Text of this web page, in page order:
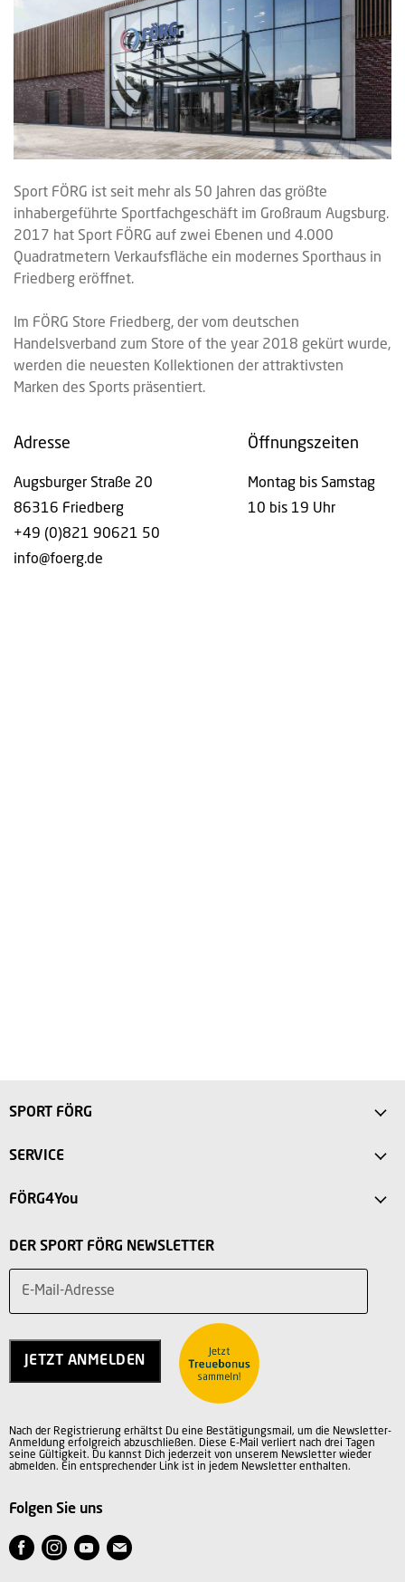
Sport FÖRG ist seit mehr als 50 Jahren das größte
inhabergeführte Sportfachgeschäft im Großraum Augsburg.
2017 hat Sport FÖRG auf zwei Ebenen und 4.000
Quadratmetern Verkaufsfläche ein modernes Sporthaus in
Friedberg eröffnet.
Im FÖRG Store Friedberg, der vom deutschen
Handelsverband zum Store of the year 2018 gekürt wurde,
werden die neuesten Kollektionen der attraktivsten
Marken des Sports präsentiert.
Adresse
Augsburger Straße 20
86316 Friedberg
+49 (0)821 90621 50
info@foerg.de
Öffnungszeiten
Montag bis Samstag
10 bis 19 Uhr
SPORT FÖRG
Intersport Förg Landsberg
Sport Outlet Augsburg
Über uns
Jobs
AGB
Impressum
SERVICE
FAQ
Rücksendung
Service
Kontakt
Vertrag widerrufen
FÖRG4You
Teilnahmebedingungen
DER SPORT FÖRG NEWSLETTER
E-Mail-Adresse
JETZT ANMELDEN
Nach der Registrierung erhältst Du eine Bestätigungsmail, um die Newsletter-
Anmeldung erfolgreich abzuschließen. Diese E-Mail verliert nach drei Tagen
seine Gültigkeit. Du kannst Dich jederzeit von unserem Newsletter wieder
abmelden. Ein entsprechender Link ist in jedem Newsletter enthalten.
Folgen Sie uns
FindenFindenFindenFinden